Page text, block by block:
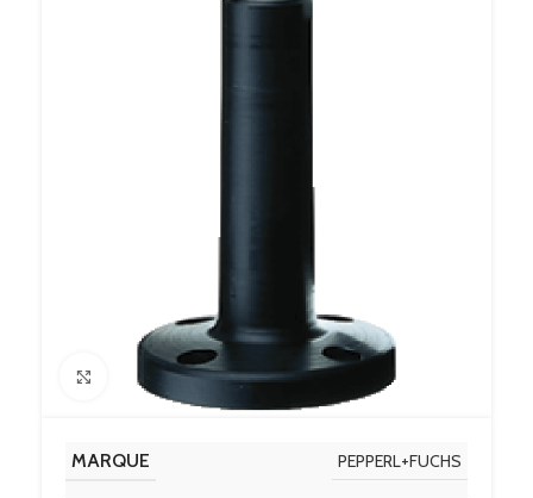
Click to enlarge
MARQUE PEPPERL+FUCHS